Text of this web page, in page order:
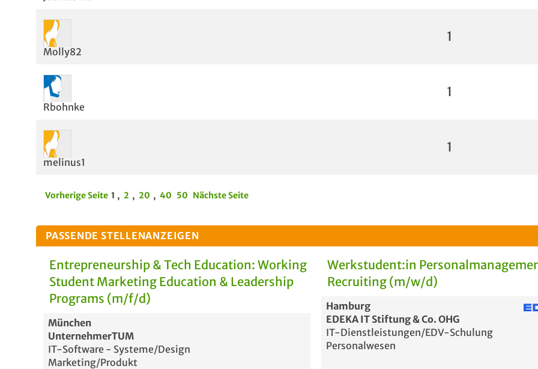
Molly82
1
Rbohnke
1
melinus1
1
Vorherige Seite 1 , 2 , 20 , 40 50 Nächste Seite
PASSENDE STELLENANZEIGEN
Entrepreneurship & Tech Education: Working
Student Marketing Education & Leadership
Programs (m/f/d)
München
UnternehmerTUM
IT-Software - Systeme/Design
Marketing/Produkt
Werkstudent:in
Recruiting (m/w/d)
Hamburg
EDEKA IT Stiftung & Co. OHG
IT-Dienstleistungen/EDV-Schulung
Personalwesen